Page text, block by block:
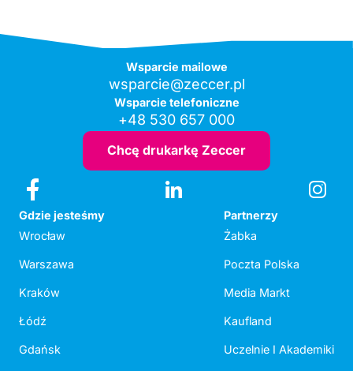
Wsparcie mailowe
wsparcie@zeccer.pl
Wsparcie telefoniczne
+48 530 657 000
Chcę drukarkę Zeccer
Gdzie jesteśmy
Wrocław
Warszawa
Kraków
Łódź
Gdańsk
Partnerzy
Żabka
Poczta Polska
Media Markt
Kaufland
Uczelnie I Akademiki